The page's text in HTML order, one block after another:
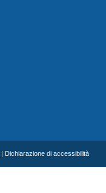
Dichiarazione di accessibilità